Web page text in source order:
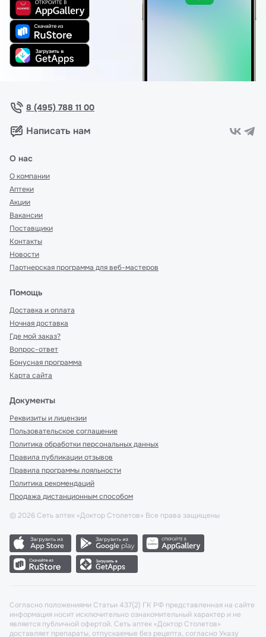
8 (495) 788 11 00
Написать нам
О нас
О компании
Аптеки
Акции
Вакансии
Поставщики
Контакты
Новости
Партнерская программа для веб-мастеров
Помощь
Доставка и оплата
Ночная доставка
Где мой заказ?
Вопрос-ответ
Бонусная программа
Карта сайта
Документы
Реквизиты и лицензии
Пользовательское соглашение
Политика обработки персональных данных
Правила публикации отзывов
Правила программы лояльности
Политика рекомендаций
Продажа дистанционным способом
© 2026 Сеть аптек «Доктор Столетов» Все права защищены
Согласно положениями Статьи 437(2) ГК РФ представленная на сайте
информация носит исключительно ознакомительный характер и не
является публичной офертой. Сеть аптек «Доктор Столетов»
доставляет препараты, отпускаемые без рецепта, согласно Указу